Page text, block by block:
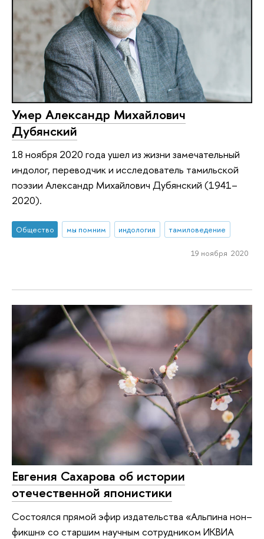
Умер Александр Михайлович
Дубянский
18 ноября 2020 года ушел из жизни замечательный
индолог, переводчик и исследователь тамильской
поэзии Александр Михайлович Дубянский (1941–
2020).
Общество мы помним индология тамиловедение
19 ноября 2020
Евгения Сахарова об истории
отечественной японистики
Состоялся прямой эфир издательства «Альпина нон–
фикшн» со старшим научным сотрудником ИКВИА